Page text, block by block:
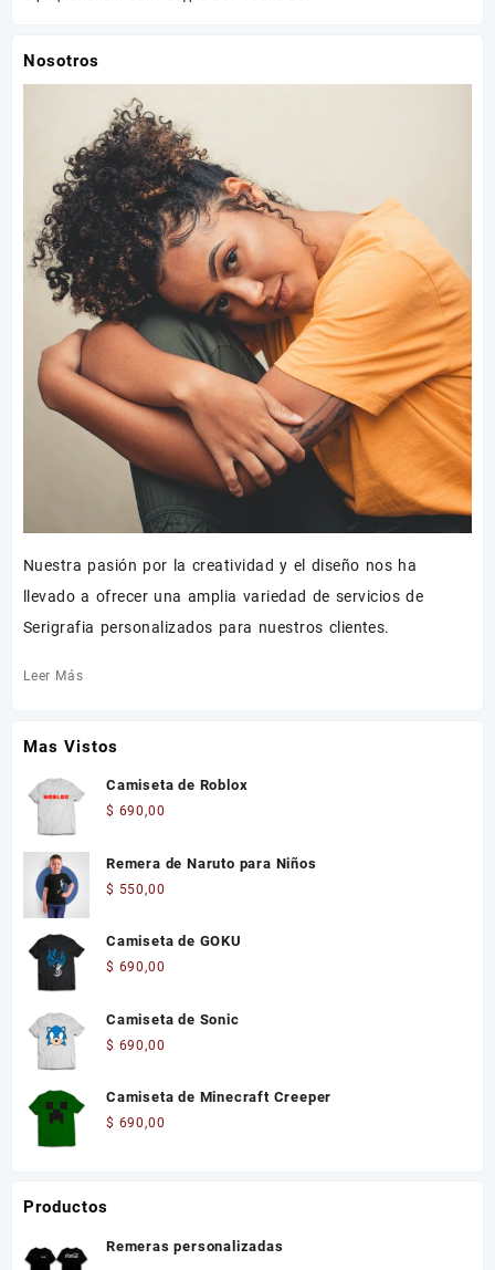
Nosotros
Nuestra pasión por la creatividad y el diseño nos ha
llevado a ofrecer una amplia variedad de servicios de
Serigrafia personalizados para nuestros clientes.
Leer Más
Mas Vistos
Camiseta de Roblox
$ 690,00
Remera de Naruto para Niños
$ 550,00
Camiseta de GOKU
$ 690,00
Camiseta de Sonic
$ 690,00
Camiseta de Minecraft Creeper
$ 690,00
Productos
Remeras personalizadas